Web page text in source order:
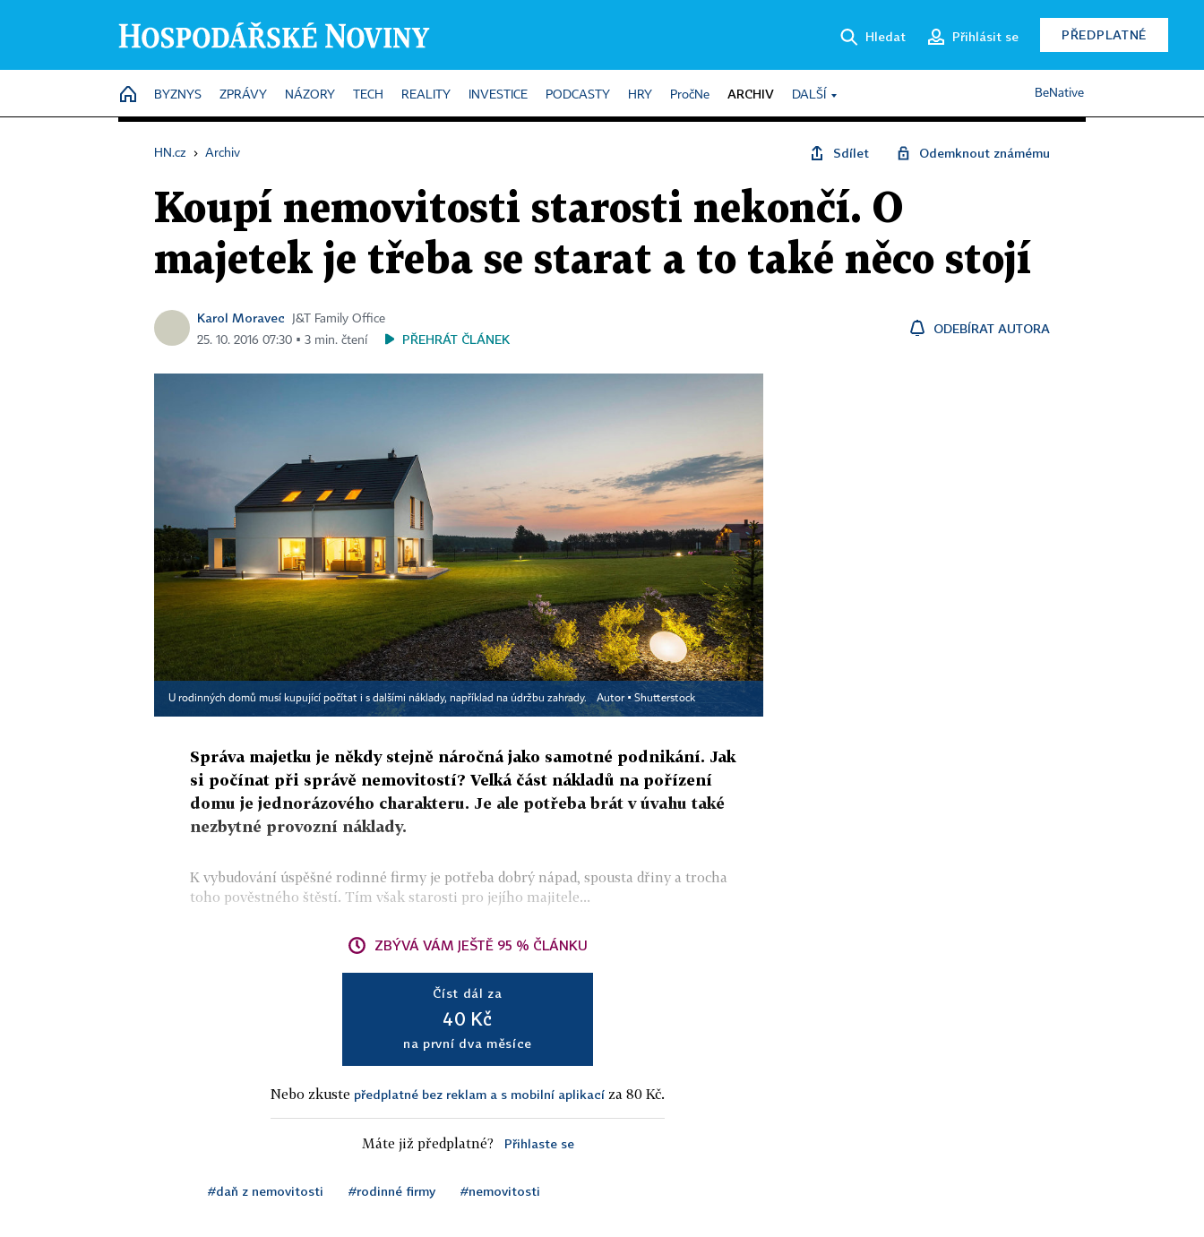
Hledat Přihlásit se PŘEDPLATNÉ
HOME
BYZNYS ZPRÁVY NÁZORY TECH REALITY INVESTICE PODCASTY HRY PročNe ARCHIV DALŠÍ BeNative
HN.cz › Archiv Sdílet Odemknout známému
Koupí nemovitosti starosti nekončí. O
majetek je třeba se starat a to také něco stojí
Karol Moravec
J&T Family Office
25. 10. 2016 07:30 ▪ 3 min. čtení
PŘEHRÁT ČLÁNEK
ODEBÍRAT AUTORA
U rodinných domů musí kupující počítat i s dalšími náklady, například na údržbu zahrady. Autor ▪ Shutterstock
Správa majetku je někdy stejně náročná jako samotné podnikání. Jak
si počínat při správě nemovitostí? Velká část nákladů na pořízení
domu je jednorázového charakteru. Je ale potřeba brát v úvahu také
nezbytné provozní náklady.
K vybudování úspěšné rodinné firmy je potřeba dobrý nápad, spousta dřiny a trocha
toho pověstného štěstí. Tím však starosti pro jejího majitele...
ZBÝVÁ VÁM JEŠTĚ 95 % ČLÁNKU
Číst dál za
40 Kč
na první dva měsíce
Nebo zkuste předplatné bez reklam a s mobilní aplikací za 80 Kč.
Máte již předplatné? Přihlaste se
#daň z nemovitosti #rodinné firmy #nemovitosti